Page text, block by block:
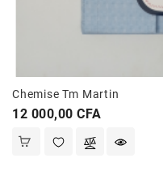
Chemise Tm Martin
Prix
12 000,00 CFA